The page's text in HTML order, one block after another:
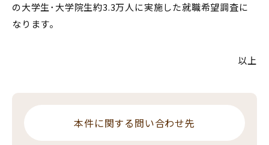
の大学生･大学院生約3.3万人に実施した就職希望調査に
なります。
以上
本件に関する問い合わせ先